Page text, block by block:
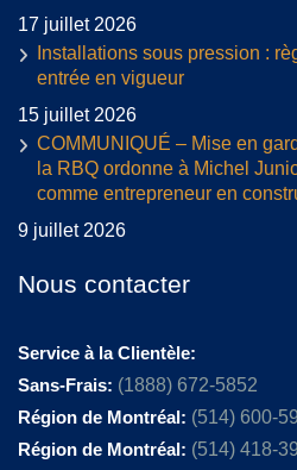
17 juillet 2026
Installations sous pression :
entrée en vigueur
15 juillet 2026
COMMUNIQUÉ – Mise en
la RBQ ordonne à Michel
comme entrepreneur en
9 juillet 2026
Nous contacter
Service à la Clientèle:
Sans-Frais: (1888) 672-5852
Région de Montréal: (514) 600-
Région de Montréal: (514) 418-